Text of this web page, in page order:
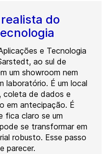
do
e Tecnologia
ao sul de
um showroom nem
laboratório. É um local
de dados e
em antecipação. É
fica claro se um
se transformar em
robusto. Esse passo
parecer.